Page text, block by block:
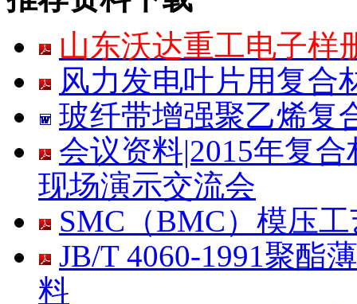
山东沃达重工电子样
风力发电叶片用复合
玻纤带增强聚乙烯复
会议资料|2015年复
现场演示交流会
SMC（BMC）模压
JB/T 4060-1991聚酯
料